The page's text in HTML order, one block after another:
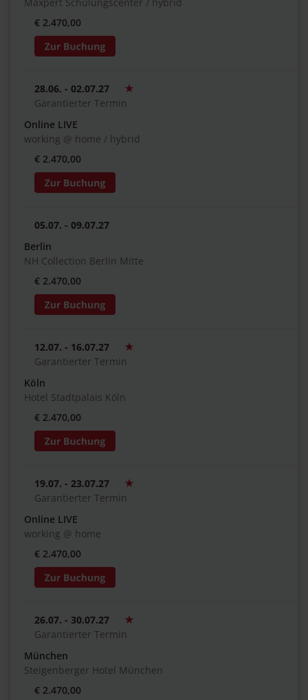
€ 2.470,00
28.06. - 02.07.27
Garantierter Termin
Online LIVE
working @ home / hybrid
€ 2.470,00
05.07. - 09.07.27
Berlin
NH Collection Berlin Mitte
€ 2.470,00
12.07. - 16.07.27
Garantierter Termin
Köln
Hotel Stadtpalais Köln
€ 2.470,00
19.07. - 23.07.27
Garantierter Termin
Online LIVE
working @ home
€ 2.470,00
26.07. - 30.07.27
Garantierter Termin
München
Steigenberger Hotel München
€ 2.470,00